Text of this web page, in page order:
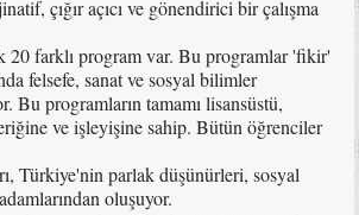
çığır açıcı ve gönendirici bir çalışma
20 farklı program var. Bu programlar 'fikir'
felsefe, sanat ve sosyal bilimler
Bu programların tamamı lisansüstü,
ve işleyişine sahip. Bütün öğrenciler
Türkiye'nin parlak düşünürleri, sosyal
oluşuyor.